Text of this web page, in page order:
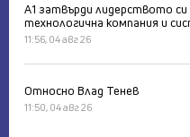
А1 затвърди лидерството
технологична компания и
11:56, 04 авг 26
Относно Влад Тенев
11:50, 04 авг 26